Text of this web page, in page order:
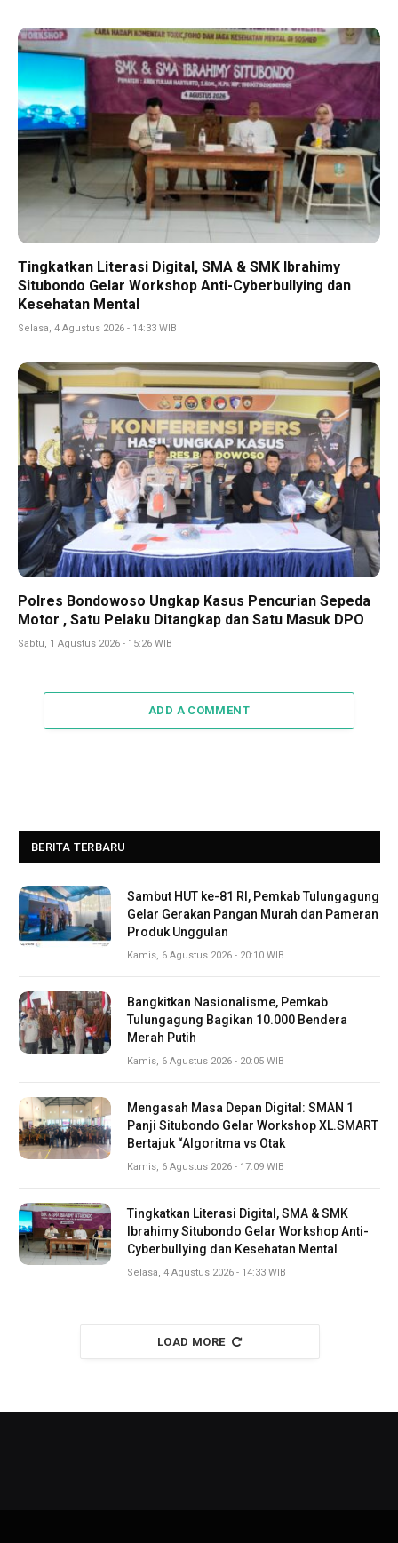
Tingkatkan Literasi Digital, SMA & SMK Ibrahimy
Situbondo Gelar Workshop Anti-Cyberbullying dan
Kesehatan Mental
Selasa, 4 Agustus 2026 - 14:33 WIB
Polres Bondowoso Ungkap Kasus Pencurian Sepeda
Motor , Satu Pelaku Ditangkap dan Satu Masuk DPO
Sabtu, 1 Agustus 2026 - 15:26 WIB
ADD A COMMENT
BERITA TERBARU
Sambut HUT ke-81 RI, Pemkab Tulungagung
Gelar Gerakan Pangan Murah dan Pameran
Produk Unggulan
Kamis, 6 Agustus 2026 - 20:10 WIB
Bangkitkan Nasionalisme, Pemkab
Tulungagung Bagikan 10.000 Bendera
Merah Putih
Kamis, 6 Agustus 2026 - 20:05 WIB
Mengasah Masa Depan Digital: SMAN 1
Panji Situbondo Gelar Workshop XL.SMART
Bertajuk “Algoritma vs Otak
Kamis, 6 Agustus 2026 - 17:09 WIB
Tingkatkan Literasi Digital, SMA & SMK
Ibrahimy Situbondo Gelar Workshop Anti-
Cyberbullying dan Kesehatan Mental
Selasa, 4 Agustus 2026 - 14:33 WIB
LOAD MORE